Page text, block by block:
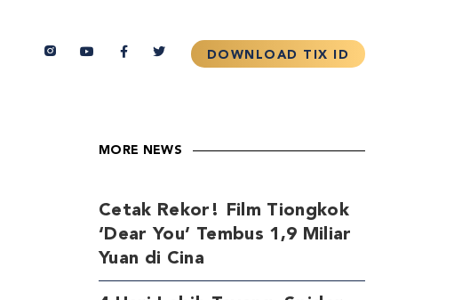
MORE NEWS
Cetak Rekor! Film Tiongkok
‘Dear You’ Tembus 1,9 Miliar
Yuan di Cina